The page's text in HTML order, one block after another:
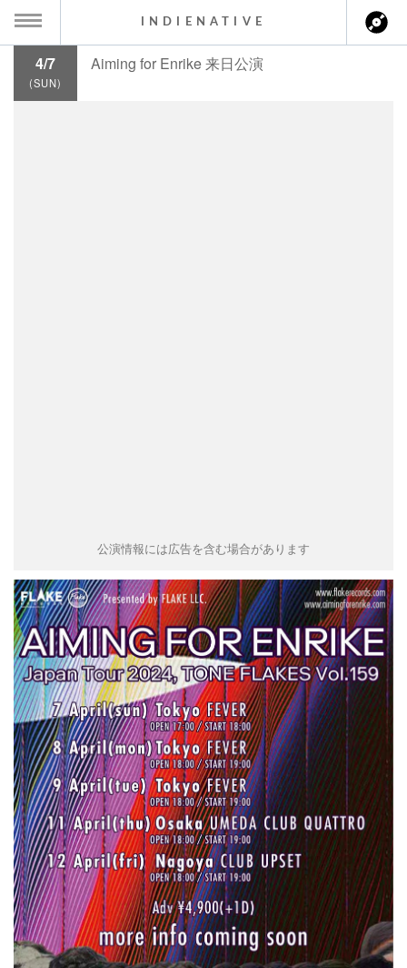
MENU
instagram
Tumblr
Soundcloud
to indienative
INDIENATIVE
4/7
(SUN)
Aiming for Enrike 来日公演
公演情報には広告を含む場合があります